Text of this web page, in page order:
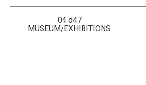
04 d47
MUSEUM/EXHIBITIONS